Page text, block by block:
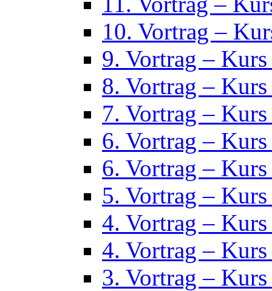
10. Vortrag –
9. Vortrag –
8. Vortrag –
7. Vortrag –
6. Vortrag –
6. Vortrag –
5. Vortrag –
4. Vortrag –
4. Vortrag –
3. Vortrag –